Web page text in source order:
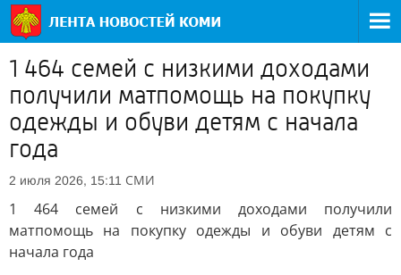
1 464 семей с низкими доходами
получили матпомощь на покупку
одежды и обуви детям с начала
года
2 июля 2026, 15:11 СМИ
1 464 семей с низкими доходами получили
матпомощь на покупку одежды и обуви детям с
начала года